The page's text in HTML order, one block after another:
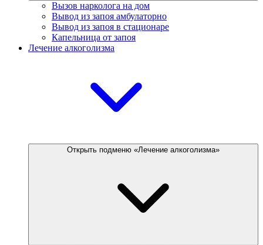
Вызов нарколога на дом
Вывод из запоя амбулаторно
Вывод из запоя в стационаре
Капельница от запоя
Лечение алкоголизма
Открыть подменю «Лечение алкоголизма»